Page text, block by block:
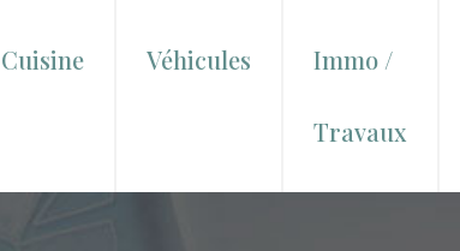
Cuisine Véhicules Immo /
Travaux